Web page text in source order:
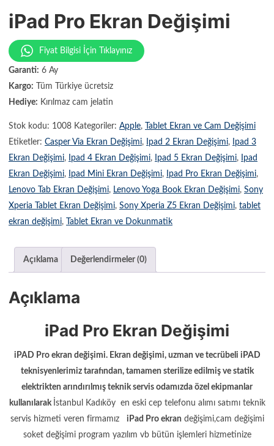
iPad Pro Ekran Değişimi
Fiyat Bilgisi İçin Tıklayınız
Garanti: 6 Ay
Kargo: Tüm Türkiye ücretsiz
Hediye: Kırılmaz cam jelatin
Stok kodu: 1008 Kategoriler: Apple,
Tablet Ekran ve Cam Değişimi
Etiketler: Casper Via Ekran Değişimi, Ipad 2 Ekran Değişimi,
Ipad 3
Ekran Değişimi, Ipad 4 Ekran Değişimi, Ipad 5 Ekran Değişimi,
Ipad
Ekran Değişimi, Ipad Mini Ekran Değişimi, Ipad Pro Ekran Değişimi,
Lenovo Tab Ekran Değişimi, Lenovo Yoga Book Ekran Değişimi, Sony
Xperia Tablet Ekran Değişimi, Sony Xperia Z5 Ekran Değişimi, tablet
ekran değişimi, Tablet Ekran ve Dokunmatik
Açıklama Değerlendirmeler (0)
Açıklama
iPad Pro Ekran Değişimi
iPAD Pro ekran değişimi. Ekran değişimi, uzman ve tecrübeli iPAD
teknisyenlerimiz tarafından, tamamen sterilize edilmiş ve statik
elektrikten arındırılmış teknik servis odamızda özel ekipmanlar
kullanılarak İstanbul Kadıköy en eski cep telefonu alımı satımı teknik
servis hizmeti veren firmamız
iPad Pro ekran değişimi,cam değişimi
soket değişimi program yazılım vb bütün işlemleri hizmetinize